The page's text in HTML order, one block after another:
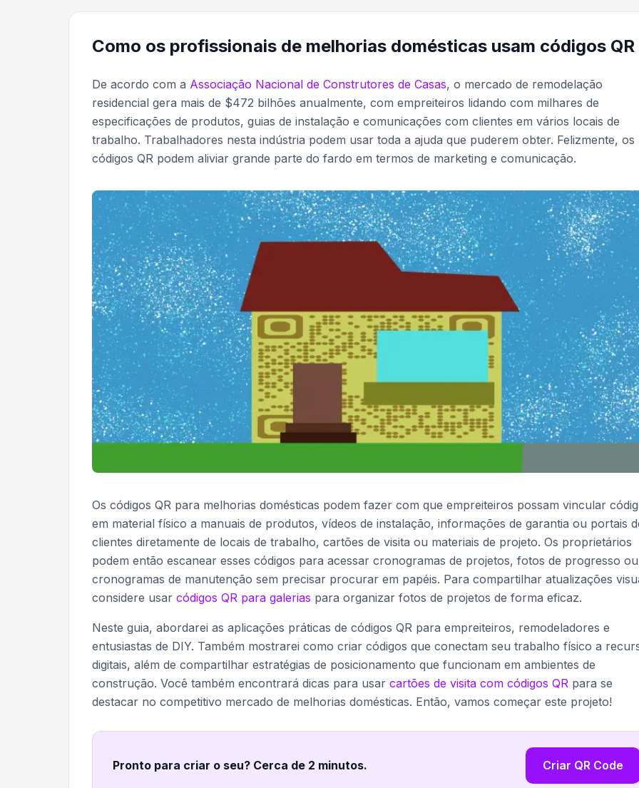
Como os profissionais de melhorias domésticas usam códigos QR
De acordo com a Associação Nacional de Construtores de Casas, o mercado de remodelação
residencial gera mais de $472 bilhões anualmente, com empreiteiros lidando com milhares de
especificações de produtos, guias de instalação e comunicações com clientes em vários locais de
trabalho. Trabalhadores nesta indústria podem usar toda a ajuda que puderem obter. Felizmente, os
códigos QR podem aliviar grande parte do fardo em termos de marketing e comunicação.
Os códigos QR para melhorias domésticas podem fazer com que empreiteiros possam vincular
em material físico a manuais de produtos, vídeos de instalação, informações de garantia ou portais
clientes diretamente de locais de trabalho, cartões de visita ou materiais de projeto. Os proprietários
podem então escanear esses códigos para acessar cronogramas de projetos, fotos de progresso ou
cronogramas de manutenção sem precisar procurar em papéis. Para compartilhar atualizações
considere usar códigos QR para galerias para organizar fotos de projetos de forma eficaz.
Neste guia, abordarei as aplicações práticas de códigos QR para empreiteiros, remodeladores e
entusiastas de DIY. Também mostrarei como criar códigos que conectam seu trabalho físico a
digitais, além de compartilhar estratégias de posicionamento que funcionam em ambientes de
construção. Você também encontrará dicas para usar cartões de visita com códigos QR para se
destacar no competitivo mercado de melhorias domésticas. Então, vamos começar este projeto!
Pronto para criar o seu? Cerca de 2 minutos. Criar QR Code